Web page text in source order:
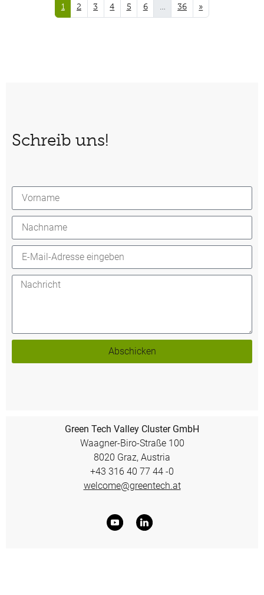
1 2 3 4 5 6 … 36 »
Schreib uns!
Abschicken
Green Tech Valley Cluster GmbH
Waagner-Biro-Straße 100
8020 Graz, Austria
+43 316 40 77 44 -0
welcome@greentech.at